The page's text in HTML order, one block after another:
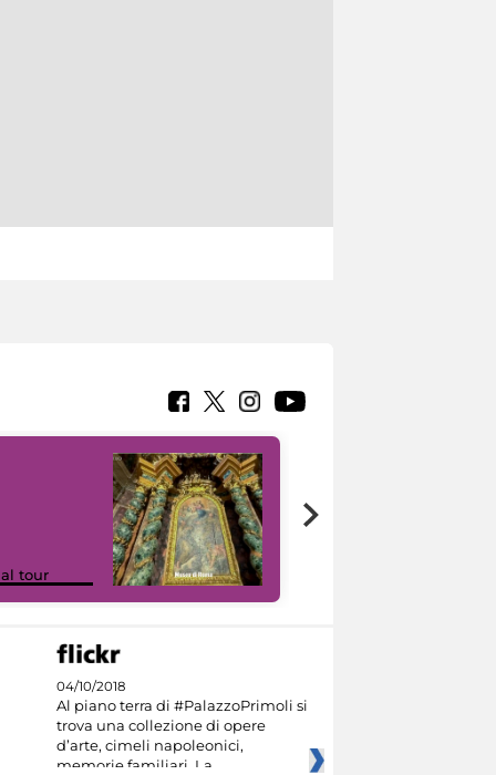
tour
04/10/2018
Al piano terra di #PalazzoPrimoli si
trova una collezione di opere
d’arte, cimeli napoleonici,
memorie familiari. La